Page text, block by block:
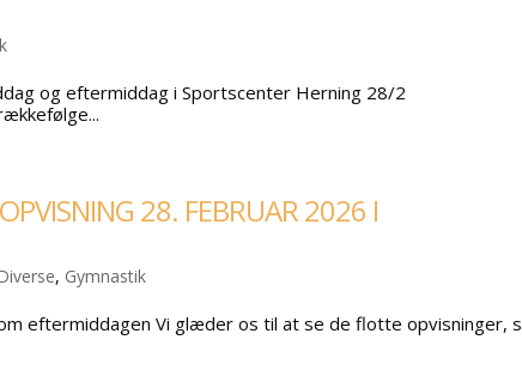
og eftermiddag i Sportscenter Herning 28/2
28. FEBRUAR 2026 I
, Gymnastik
eftermiddagen Vi glæder os til at se de flotte opvisninger,